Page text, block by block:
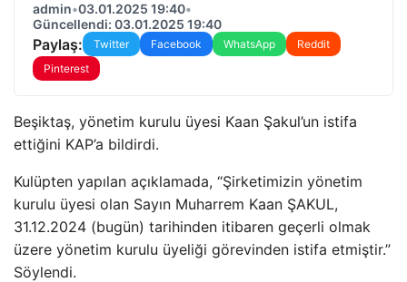
admin•03.01.2025 19:40•
Güncellendi: 03.01.2025 19:40
Paylaş: Twitter Facebook WhatsApp
Reddit
Pinterest
Beşiktaş, yönetim kurulu üyesi Kaan Şakul’un istifa
ettiğini KAP’a bildirdi.
Kulüpten yapılan açıklamada, “Şirketimizin yönetim
kurulu üyesi olan Sayın Muharrem Kaan ŞAKUL,
31.12.2024 (bugün) tarihinden itibaren geçerli olmak
üzere yönetim kurulu üyeliği görevinden istifa etmiştir.”
Söylendi.